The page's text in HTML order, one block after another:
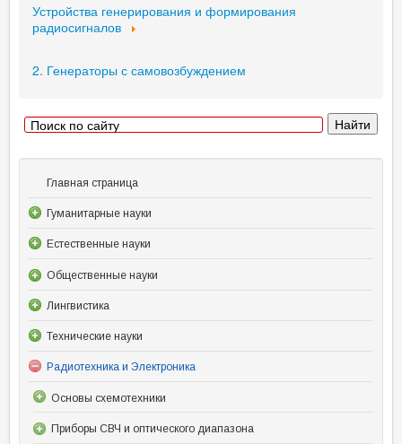
Устройства генерирования и формирования
радиосигналов
2. Генераторы с самовозбуждением
Главная страница
Гуманитарные науки
Естественные науки
Общественные науки
Лингвистика
Технические науки
Радиотехника и Электроника
Основы схемотехники
Приборы СВЧ и оптического диапазона